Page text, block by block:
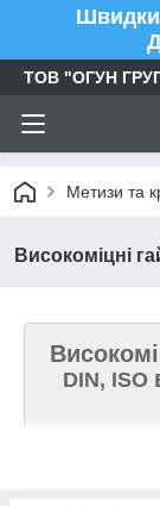
ТОВ "ОГУН
Метизи та
Високоміцні
DIN, ISO